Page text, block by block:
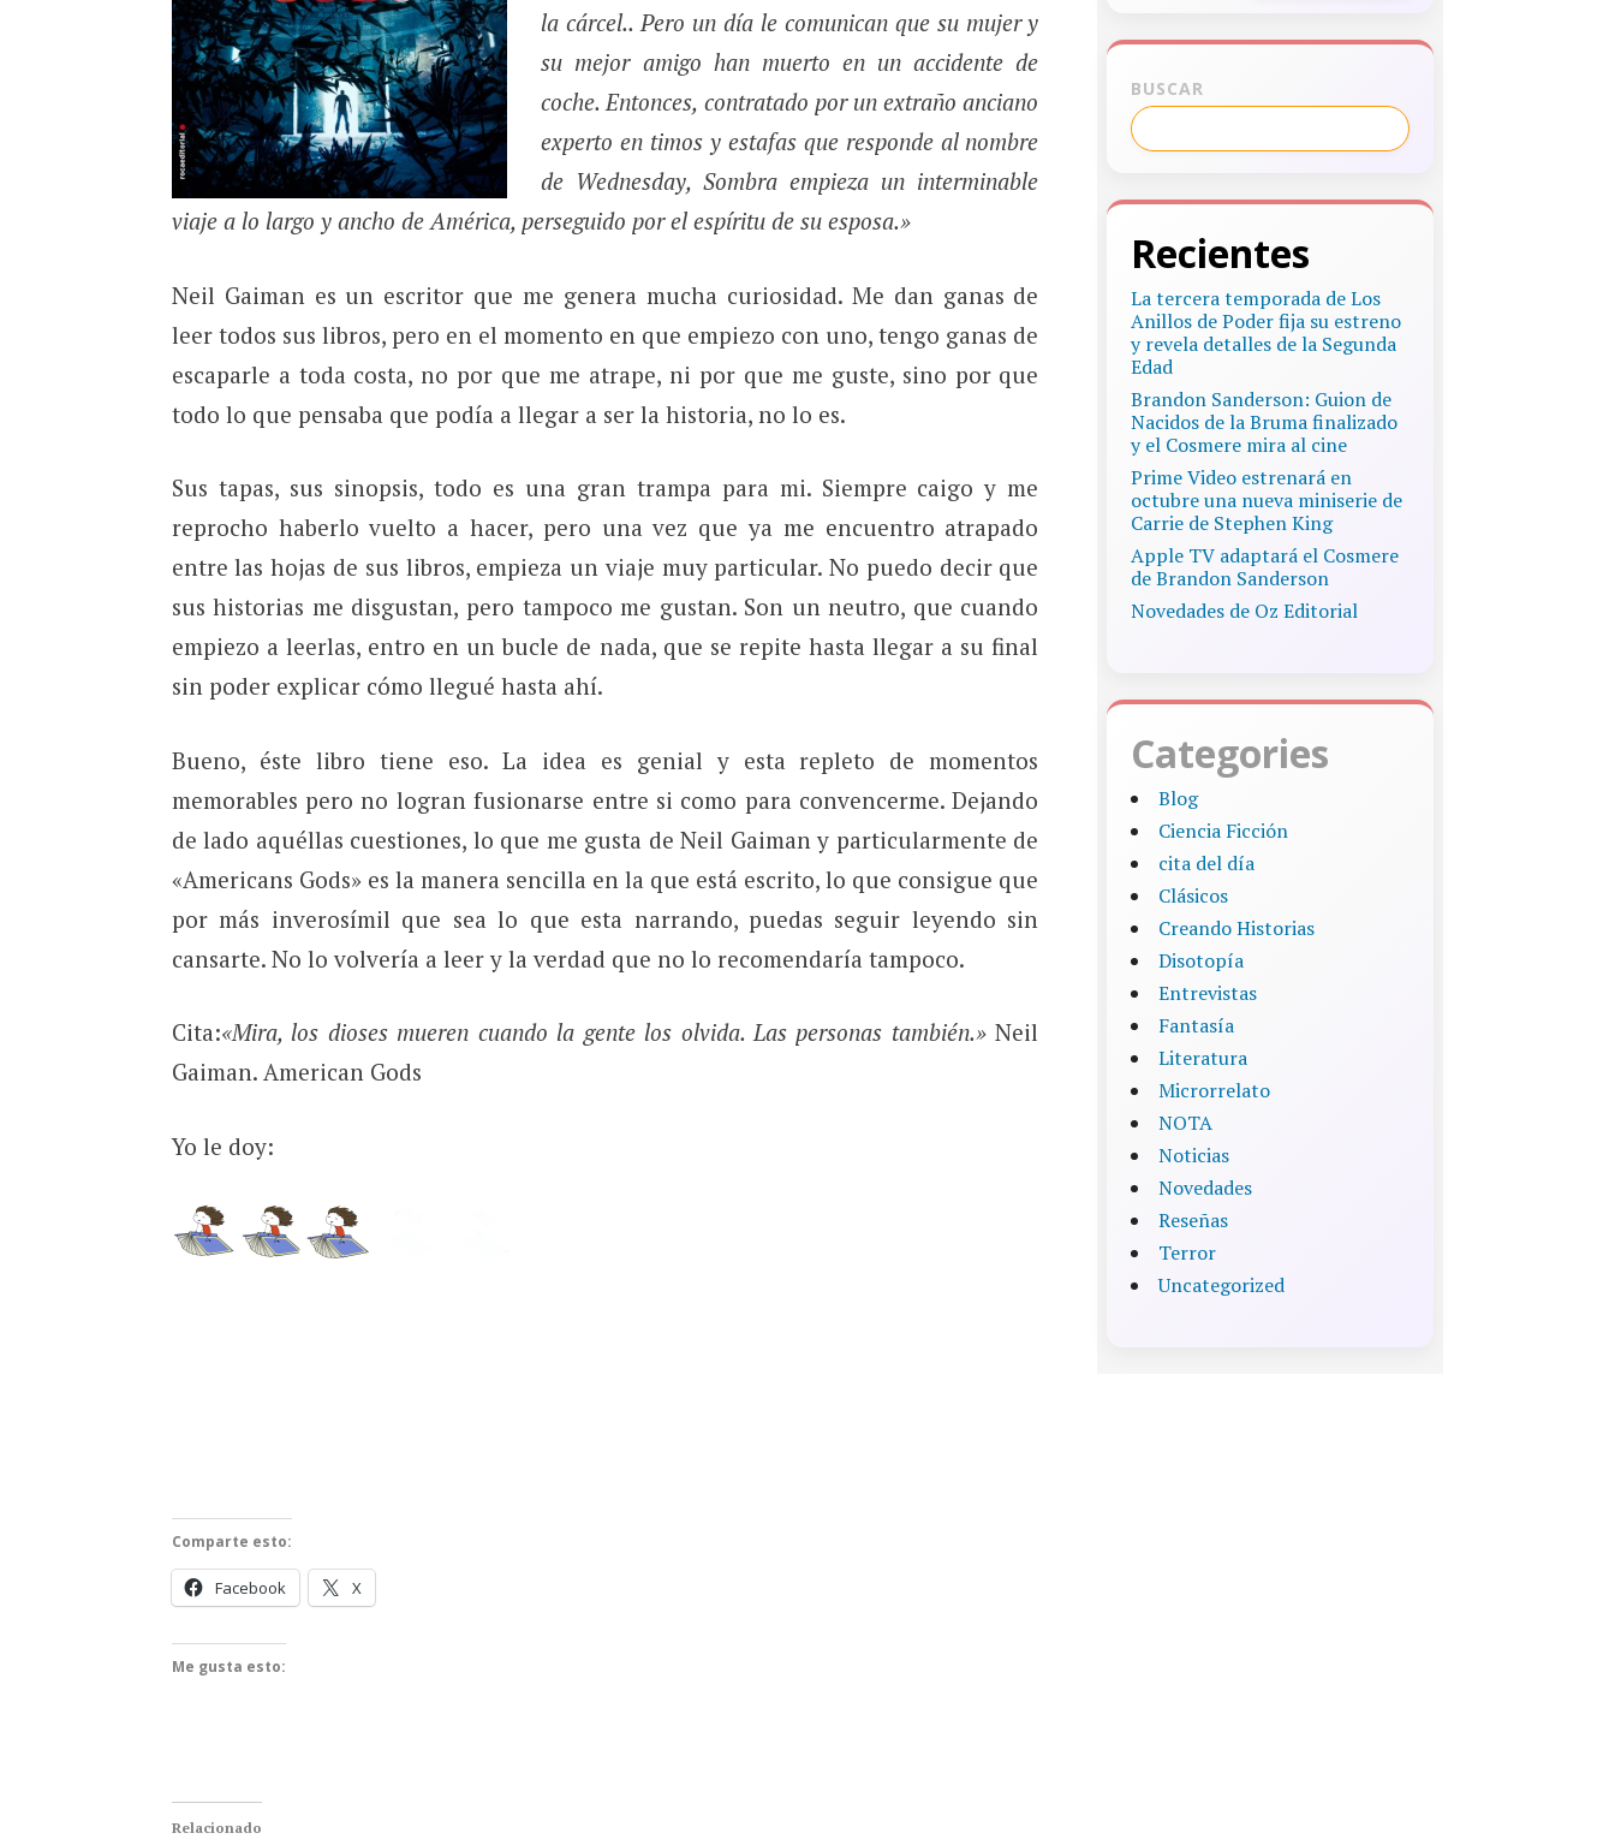
la cárcel.. Pero un día le comunican que su mujer y
su mejor amigo han muerto en un accidente de
coche. Entonces, contratado por un extraño anciano
experto en timos y estafas que responde al nombre
de Wednesday, Sombra empieza un interminable
viaje a lo largo y ancho de América, perseguido por el espíritu de su esposa.»
Neil Gaiman es un escritor que me genera mucha curiosidad. Me dan ganas de
leer todos sus libros, pero en el momento en que empiezo con uno, tengo ganas de
escaparle a toda costa, no por que me atrape, ni por que me guste, sino por que
todo lo que pensaba que podía a llegar a ser la historia, no lo es.
Sus tapas, sus sinopsis, todo es una gran trampa para mi. Siempre caigo y me
reprocho haberlo vuelto a hacer, pero una vez que ya me encuentro atrapado
entre las hojas de sus libros, empieza un viaje muy particular. No puedo decir que
sus historias me disgustan, pero tampoco me gustan. Son un neutro, que cuando
empiezo a leerlas, entro en un bucle de nada, que se repite hasta llegar a su final
sin poder explicar cómo llegué hasta ahí.
Bueno, éste libro tiene eso. La idea es genial y esta repleto de momentos
memorables pero no logran fusionarse entre si como para convencerme. Dejando
de lado aquéllas cuestiones, lo que me gusta de Neil Gaiman y particularmente de
«Americans Gods» es la manera sencilla en la que está escrito, lo que consigue que
por más inverosímil que sea lo que esta narrando, puedas seguir leyendo sin
cansarte. No lo volvería a leer y la verdad que no lo recomendaría tampoco.
Cita:«Mira, los dioses mueren cuando la gente los olvida. Las personas también.»Neil
Gaiman. American Gods
Yo le doy:
Comparte esto:
Facebook X
Me gusta esto:
Relacionado
BUSCAR
Recientes
La tercera temporada de Los
Anillos de Poder fija su estreno
y revela detalles de la Segunda
Edad
Brandon Sanderson: Guion de
Nacidos de la Bruma finalizado
y el Cosmere mira al cine
Prime Video estrenará en
octubre una nueva miniserie de
Carrie de Stephen King
Apple TV adaptará el Cosmere
de Brandon Sanderson
Novedades de Oz Editorial
Categories
Blog
Ciencia Ficción
cita del día
Clásicos
Creando Historias
Disotopía
Entrevistas
Fantasía
Literatura
Microrrelato
NOTA
Noticias
Novedades
Reseñas
Terror
Uncategorized